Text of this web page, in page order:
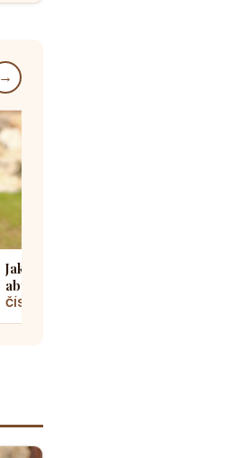
→
Jak správně socializovat štěně,
aby z něj vyrostl sebevědomý
a klidný pes
ČÍST VÍCE →